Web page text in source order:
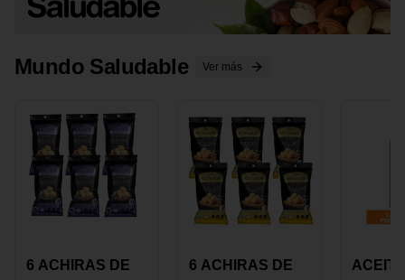
Mundo Saludable Ver más
6 ACHIRAS DE
6 ACHIRAS DE